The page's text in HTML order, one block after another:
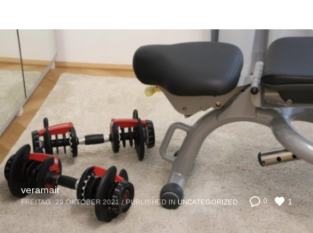
0 1
veramair
FREITAG, 29 OKTOBER 2021 / PUBLISHED IN UNCATEGORIZED